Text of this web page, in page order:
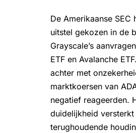
De Amerikaanse
uitstel gekozen in de
Grayscale’s
ETF en Avalanche ETF
achter met
marktkoersen van
negatief reageerden.
duidelijkheid
terughoudende